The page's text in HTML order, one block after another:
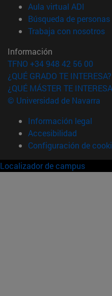
Aula virtual ADI
Búsqueda de personas
Trabaja con nosotros
Información
TFNO +34 948 42 56 00
¿QUÉ GRADO TE INTERESA?
¿QUÉ MÁSTER TE
© Universidad de Navarra
Información legal
Accesibilidad
Configuración de
Localizador de campus